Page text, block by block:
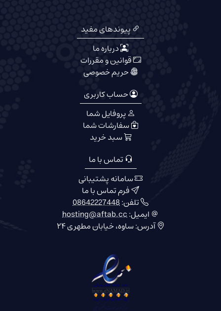
پیوندهای مفید
درباره ما
قوانین و مقررات
حریم خصوصی
حساب کاربری
پروفایل شما
سفارشات شما
سبد خرید
تماس با ما
سامانه پشتیبانی
فرم تماس با ما
تلفن:08642227448
ایمیل:hosting@aftab.cc
آدرس: ساوه، خیابان مطهری ۲۴